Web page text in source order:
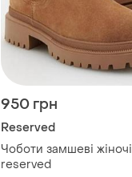
950 грн
Reserved
Чоботи замшеві жіночі
reserved